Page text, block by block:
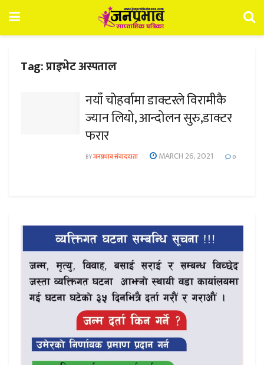
Tag:प्राइभेट अस्पताल
नयाँ चोहर्वामा डाक्टरले विरामीकै
ज्यान लियो, आन्दोलन सुरु,डाक्टर
फरार
BYजनप्रभाव संवाददाता MARCH 26, 2021 0